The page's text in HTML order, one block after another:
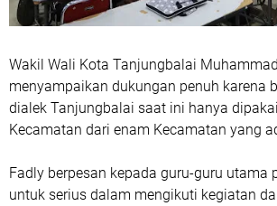
Wakil Wali Kota Tanjungbalai
menyampaikan dukungan penuh karena
dialek Tanjungbalai saat ini hanya
Kecamatan dari enam Kecamatan yang
Fadly berpesan kepada guru-guru utama
untuk serius dalam mengikuti kegiatan